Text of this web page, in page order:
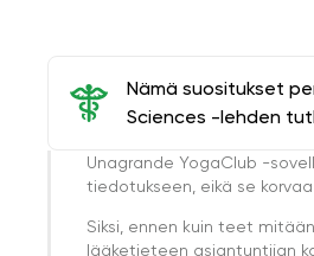
Nämä suositukset
Sciences -lehden
Unagrande YogaClub -
tiedotukseen, eikä se
Siksi, ennen kuin teet
lääketieteen asiantuntijan